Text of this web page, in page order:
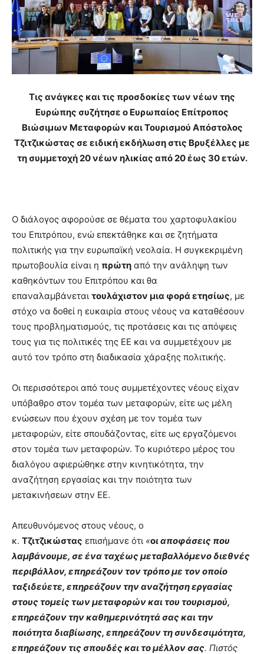
Τις ανάγκες και τις προσδοκίες των νέων της
Ευρώπης συζήτησε ο Ευρωπαίος Επίτροπος
Βιώσιμων Μεταφορών και Τουρισμού Απόστολος
Τζιτζικώστας σε ειδική εκδήλωση στις Βρυξέλλες με
τη συμμετοχή 20 νέων ηλικίας από 20 έως 30 ετών.
Ο διάλογος αφορούσε σε θέματα του χαρτοφυλακίου
του Επιτρόπου, ενώ επεκτάθηκε και σε ζητήματα
πολιτικής για την ευρωπαϊκή νεολαία. Η συγκεκριμένη
πρωτοβουλία είναι η πρώτη από την ανάληψη των
καθηκόντων του Επιτρόπου και θα
επαναλαμβάνεται τουλάχιστον μια φορά ετησίως, με
στόχο να δοθεί η ευκαιρία στους νέους να καταθέσουν
τους προβληματισμούς, τις προτάσεις και τις απόψεις
τους για τις πολιτικές της ΕΕ και να συμμετέχουν με
αυτό τον τρόπο στη διαδικασία χάραξης πολιτικής.
Οι περισσότεροι από τους συμμετέχοντες νέους είχαν
υπόβαθρο στον τομέα των μεταφορών, είτε ως μέλη
ενώσεων που έχουν σχέση με τον τομέα των
μεταφορών, είτε σπουδάζοντας, είτε ως εργαζόμενοι
στον τομέα των μεταφορών. Το κυριότερο μέρος του
διαλόγου αφιερώθηκε στην κινητικότητα, την
αναζήτηση εργασίας και την ποιότητα των
μετακινήσεων στην ΕΕ.
Απευθυνόμενος στους νέους, ο
κ. Τζιτζικώστας επισήμανε ότι «οι αποφάσεις που
λαμβάνουμε, σε ένα ταχέως μεταβαλλόμενο διεθνές
περιβάλλον, επηρεάζουν τον τρόπο με τον οποίο
ταξιδεύετε, επηρεάζουν την αναζήτηση εργασίας
στους τομείς των μεταφορών και του τουρισμού,
επηρεάζουν την καθημερινότητά σας και την
ποιότητα διαβίωσης, επηρεάζουν τη συνδεσιμότητα,
επηρεάζουν τις σπουδές και το μέλλον σας. Πιστός